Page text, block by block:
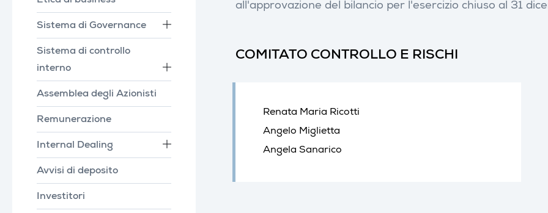
Sistema di Governance
Sistema di controllo
interno
Assemblea degli Azionisti
Remunerazione
Internal Dealing
Avvisi di deposito
Investitori
all'approvazione del bilancio per l'esercizio chiuso al 31
COMITATO CONTROLLO E RISCHI
Renata Maria Ricotti
Angelo Miglietta
Angela Sanarico